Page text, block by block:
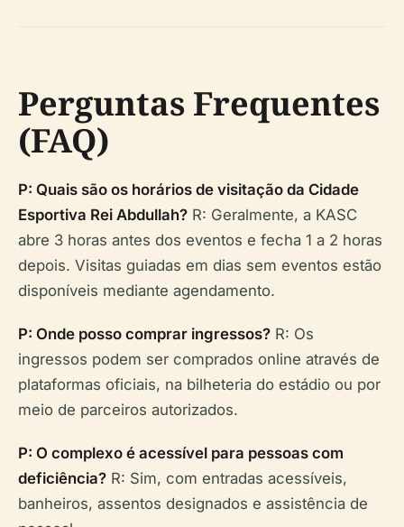
Perguntas Frequentes
(FAQ)
P: Quais são os horários de visitação da Cidade
Esportiva Rei Abdullah? R: Geralmente, a KASC
abre 3 horas antes dos eventos e fecha 1 a 2 horas
depois. Visitas guiadas em dias sem eventos estão
disponíveis mediante agendamento.
P: Onde posso comprar ingressos? R: Os
ingressos podem ser comprados online através de
plataformas oficiais, na bilheteria do estádio ou por
meio de parceiros autorizados.
P: O complexo é acessível para pessoas com
deficiência? R: Sim, com entradas acessíveis,
banheiros, assentos designados e assistência de